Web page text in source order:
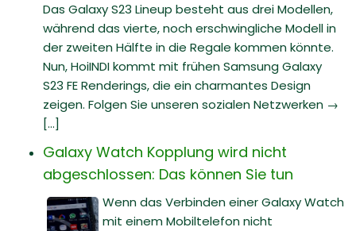
Das Galaxy S23 Lineup besteht aus drei Modellen,
während das vierte, noch erschwingliche Modell in
der zweiten Hälfte in die Regale kommen könnte.
Nun, HoiINDI kommt mit frühen Samsung Galaxy
S23 FE Renderings, die ein charmantes Design
zeigen. Folgen Sie unseren sozialen Netzwerken →
[...]
Galaxy Watch Kopplung wird nicht
abgeschlossen: Das können Sie tun
Wenn das Verbinden einer Galaxy Watch
mit einem Mobiltelefon nicht